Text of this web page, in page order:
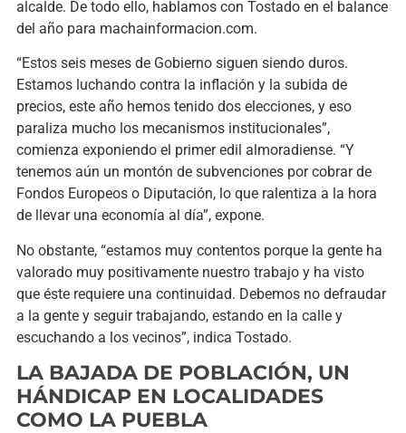
alcalde. De todo ello, hablamos con Tostado en el balance
del año para machainformacion.com.
“Estos seis meses de Gobierno siguen siendo duros.
Estamos luchando contra la inflación y la subida de
precios, este año hemos tenido dos elecciones, y eso
paraliza mucho los mecanismos institucionales”,
comienza exponiendo el primer edil almoradiense. “Y
tenemos aún un montón de subvenciones por cobrar de
Fondos Europeos o Diputación, lo que ralentiza a la hora
de llevar una economía al día”, expone.
No obstante, “estamos muy contentos porque la gente ha
valorado muy positivamente nuestro trabajo y ha visto
que éste requiere una continuidad. Debemos no defraudar
a la gente y seguir trabajando, estando en la calle y
escuchando a los vecinos”, indica Tostado.
LA BAJADA DE POBLACIÓN, UN
HÁNDICAP EN LOCALIDADES
COMO LA PUEBLA